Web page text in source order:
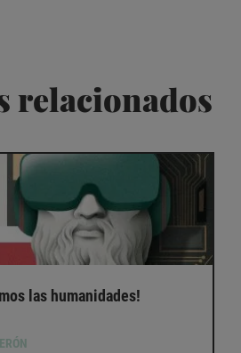
relacionados
las humanidades!